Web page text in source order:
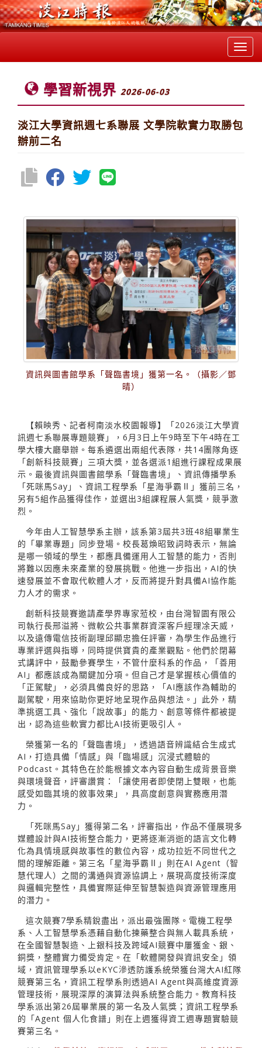
學習新視界 2026-06-03
淡江大學資訊週七系聯展 文學院軟實力取勝包
辦前二名
資訊與圖書館學系「聲臨書境」獲第一名。（攝影／鄧
晴）
【賴映秀、記者柯南淡水校園報導】「2026淡江大學資
訊週七系聯展專題競賽」，6月3日上午9時至下午4時在工
學大樓大廳舉辦。每系遴選出兩組代表隊，共14團隊角逐
「創新科技競賽」三項大獎，並各選派1組進行課程成果展
示。最後資訊與圖書館學系「聲臨書境」、資訊傳播學系
「死咪馬Say」、資訊工程學系「星海爭霸Ⅱ」獲前三名，
另有5組作品獲得佳作，並選出3組課程展人氣獎，競爭激
烈。
今年由人工智慧學系主辦，該系第3屆共3班48組畢業生
的「畢業專題」同步登場。校長葛煥昭致詞時表示，無論
是哪一領域的學生，都應具備運用人工智慧的能力，否則
將難以因應未來產業的發展挑戰。他進一步指出，AI的快
速發展並不會取代軟體人才，反而將提升對具備AI協作能
力人才的需求。
創新科技競賽邀請產學界專家蒞校，由台灣智園有限公
司執行長邢溢將、微軟公共事業群資深客戶經理凃天威，
以及遠傳電信技術副理邱顯忠擔任評審，為學生作品進行
專業評選與指導，同時提供寶貴的產業觀點。他們於閉幕
式講評中，鼓勵參賽學生，不管什麼科系的作品，「善用
AI」都應該成為關鍵加分項。但自己才是掌握核心價值的
「正駕駛」，必須具備良好的思路，「AI應該作為輔助的
副駕駛，用來協助你更好地呈現作品與想法。」此外，精
準挑選工具、強化「說故事」的能力、創意等條件都被提
出，認為這些軟實力都比AI技術更吸引人。
榮獲第一名的「聲臨書境」，透過語音辨識結合生成式
AI，打造具備「情感」與「臨場感」沉浸式體驗的
Podcast。其特色在於能根據文本內容自動生成背景音樂
與環境聲音，評審讚賞：「讓使用者即使閉上雙眼，也能
感受如臨其境的敘事效果」，具高度創意與實務應用潛
力。
「死咪馬Say」獲得第二名，評審指出，作品不僅展現多
媒體設計與AI技術整合能力，更將逐漸消逝的語言文化轉
化為具情境感與故事性的數位內容，成功拉近不同世代之
間的理解距離。第三名「星海爭霸Ⅱ」則在AI Agent（智
慧代理人）之間的溝通與資源協調上，展現高度技術深度
與邏輯完整性，具備實際延伸至智慧製造與資源管理應用
的潛力。
這次競賽7學系精銳盡出，派出最強團隊。電機工程學
系、人工智慧學系憑藉自動化揀藥整合與無人載具系統，
在全國智慧製造、上銀科技及跨域AI競賽中屢獲金、銀、
銅獎，整體實力備受肯定。在「軟體開發與資訊安全」領
域，資訊管理學系以eKYC滲透防護系統榮獲台灣大AI紅隊
競賽第三名，資訊工程學系則透過AI Agent與高維度資源
管理技術，展現深厚的演算法與系統整合能力。教育科技
學系派出第26屆畢業展的第一名及人氣獎；資訊工程學系
的「Agent 個人化食譜」則在上週獲得資工週專題實驗競
賽第三名。